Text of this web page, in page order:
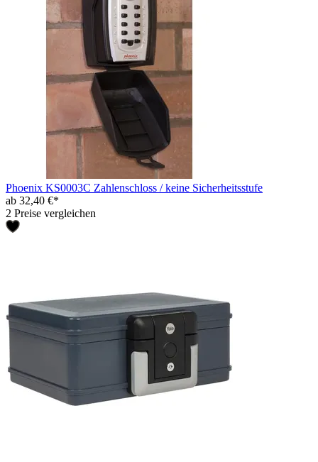
Phoenix KS0003C Zahlenschloss / keine Sicherheitsstufe
ab 32,40 €*
2 Preise vergleichen